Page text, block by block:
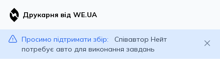
Друкарня від WE.UA
Просимо підтримати збір:
Співавтор Нейт
потребує авто для виконання завдань